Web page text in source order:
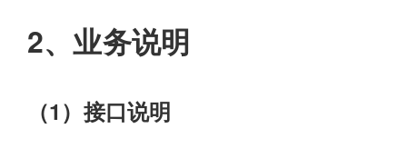
2、业务说明
（1）接口说明